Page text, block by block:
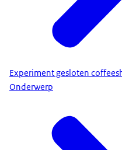
Experiment gesloten
Onderwerp